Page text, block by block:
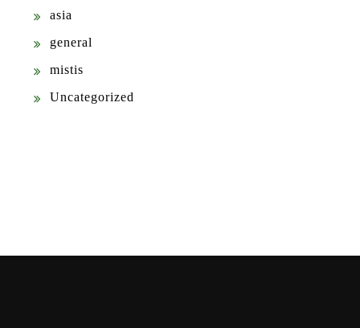
asia
general
mistis
Uncategorized